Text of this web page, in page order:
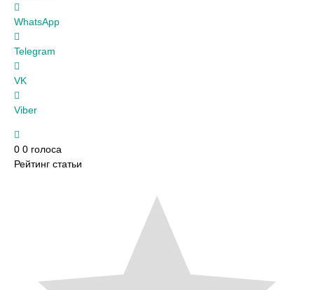
WhatsApp
Telegram
VK
Viber
0 0 голоса
Рейтинг статьи